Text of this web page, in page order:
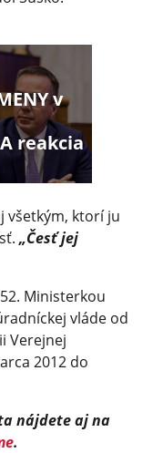
v
reakcia
všetkým, ktorí ju
„Česť jej
Ministerkou
vláde od
Verejnej
2012 do
nájdete aj na
.